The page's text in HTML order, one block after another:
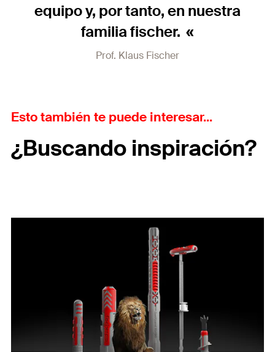
equipo y, por tanto, en nuestra
familia fischer.
Prof. Klaus Fischer
Esto también te puede interesar...
¿Buscando inspiración?